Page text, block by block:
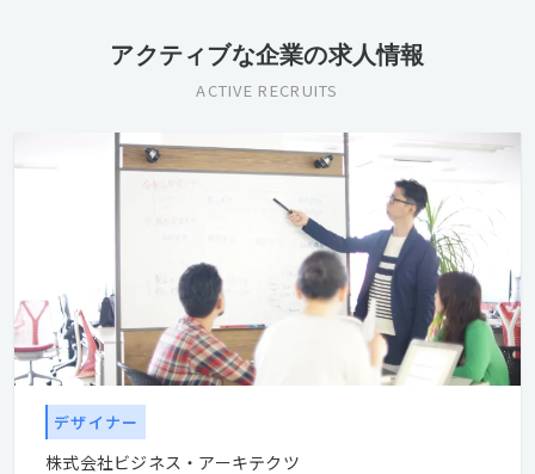
アクティブな企業の求人情報
ACTIVE RECRUITS
デザイナー
株式会社ビジネス・アーキテクツ